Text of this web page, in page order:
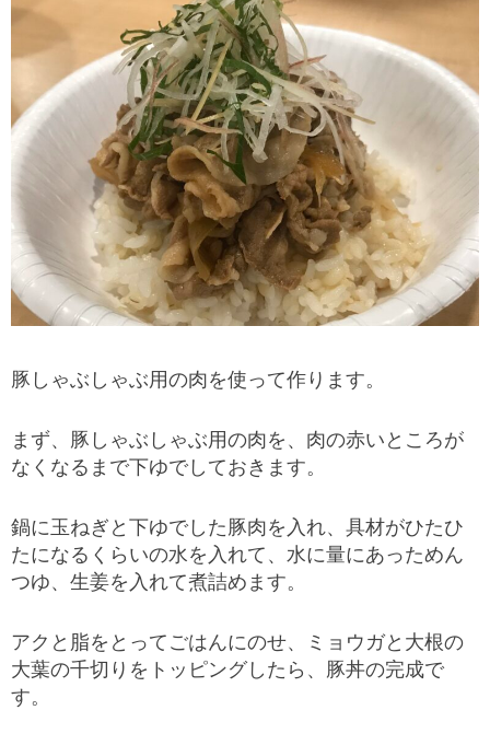
豚しゃぶしゃぶ用の肉を使って作ります。
まず、豚しゃぶしゃぶ用の肉を、肉の赤いところが
なくなるまで下ゆでしておきます。
鍋に玉ねぎと下ゆでした豚肉を入れ、具材がひたひ
たになるくらいの水を入れて、水に量にあっためん
つゆ、生姜を入れて煮詰めます。
アクと脂をとってごはんにのせ、ミョウガと大根の
大葉の千切りをトッピングしたら、豚丼の完成で
す。